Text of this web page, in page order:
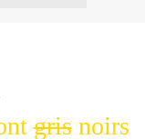
grisnoirs